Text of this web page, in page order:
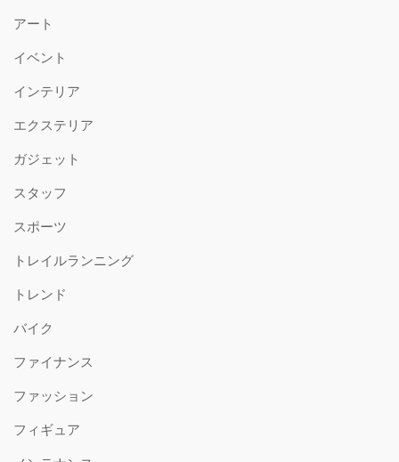
アート
イベント
インテリア
エクステリア
ガジェット
スタッフ
スポーツ
トレイルランニング
トレンド
バイク
ファイナンス
ファッション
フィギュア